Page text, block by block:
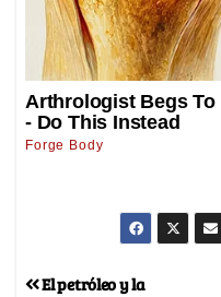
El petróleo y la